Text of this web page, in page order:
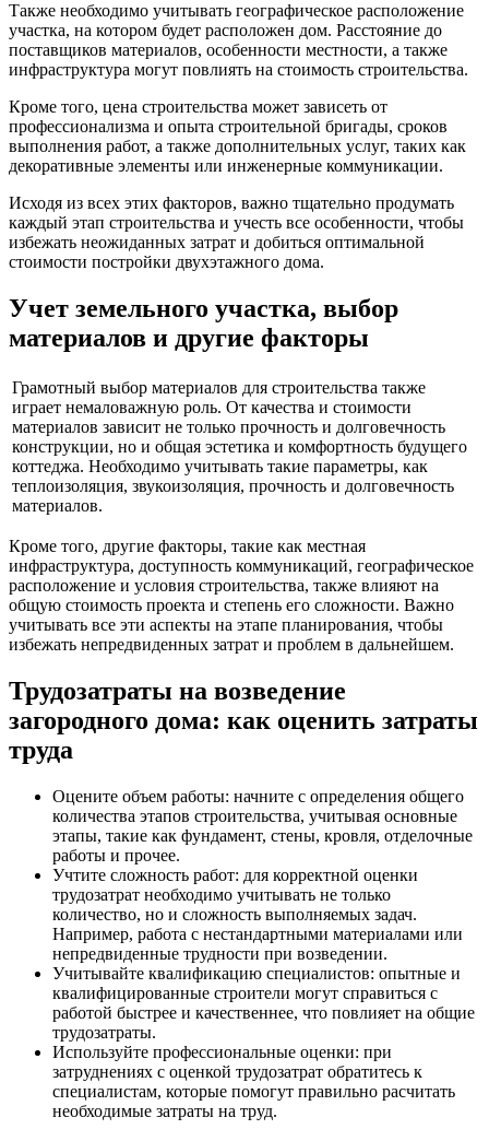
Также необходимо учитывать географическое расположение
участка, на котором будет расположен дом. Расстояние до
поставщиков материалов, особенности местности, а также
инфраструктура могут повлиять на стоимость строительства.
Кроме того, цена строительства может зависеть от
профессионализма и опыта строительной бригады, сроков
выполнения работ, а также дополнительных услуг, таких как
декоративные элементы или инженерные коммуникации.
Исходя из всех этих факторов, важно тщательно продумать
каждый этап строительства и учесть все особенности, чтобы
избежать неожиданных затрат и добиться оптимальной
стоимости постройки двухэтажного дома.
Учет земельного участка, выбор
материалов и другие факторы
Грамотный выбор материалов для строительства также
играет немаловажную роль. От качества и стоимости
материалов зависит не только прочность и долговечность
конструкции, но и общая эстетика и комфортность будущего
коттеджа. Необходимо учитывать такие параметры, как
теплоизоляция, звукоизоляция, прочность и долговечность
материалов.
Кроме того, другие факторы, такие как местная
инфраструктура, доступность коммуникаций, географическое
расположение и условия строительства, также влияют на
общую стоимость проекта и степень его сложности. Важно
учитывать все эти аспекты на этапе планирования, чтобы
избежать непредвиденных затрат и проблем в дальнейшем.
Трудозатраты на возведение
загородного дома: как оценить затраты
труда
Оцените объем работы: начните с определения общего
количества этапов строительства, учитывая основные
этапы, такие как фундамент, стены, кровля, отделочные
работы и прочее.
Учтите сложность работ: для корректной оценки
трудозатрат необходимо учитывать не только
количество, но и сложность выполняемых задач.
Например, работа с нестандартными материалами или
непредвиденные трудности при возведении.
Учитывайте квалификацию специалистов: опытные и
квалифицированные строители могут справиться с
работой быстрее и качественнее, что повлияет на общие
трудозатраты.
Используйте профессиональные оценки: при
затруднениях с оценкой трудозатрат обратитесь к
специалистам, которые помогут правильно расчитать
необходимые затраты на труд.